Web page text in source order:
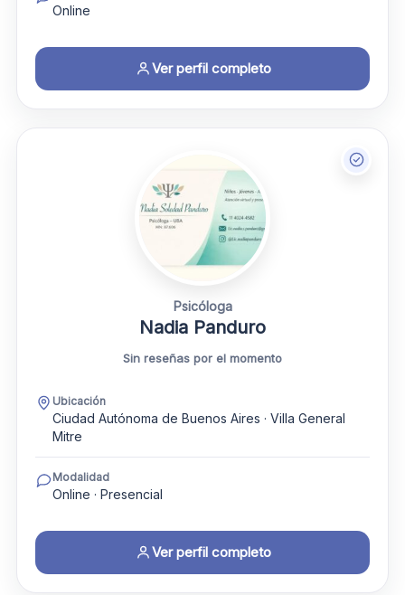
Online
Ver perfil completo
Psicóloga
Nadia Panduro
Sin reseñas por el momento
Ubicación
Ciudad Autónoma de Buenos Aires · Villa General
Mitre
Modalidad
Online · Presencial
Ver perfil completo